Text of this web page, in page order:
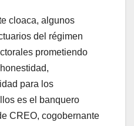
cloaca, algunos
del régimen
prometiendo
para los
es el banquero
CREO, cogobernante